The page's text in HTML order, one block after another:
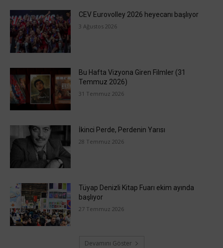
CEV Eurovolley 2026 heyecanı başlıyor
3 Ağustos 2026
Bu Hafta Vizyona Giren Filmler (31
Temmuz 2026)
31 Temmuz 2026
İkinci Perde, Perdenin Yarısı
28 Temmuz 2026
Tüyap Denizli Kitap Fuarı ekim ayında
başlıyor
27 Temmuz 2026
Devamını Göster